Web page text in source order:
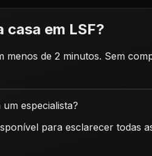
casa em LSF?
menos de 2 minutos. Sem
especialista?
para esclarecer todas